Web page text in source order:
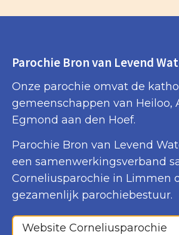
Parochie Bron van Levend
Onze parochie omvat de
gemeenschappen van Heiloo,
Egmond aan den Hoef.
Parochie Bron van Levend
een samenwerkingsverband
Corneliusparochie in Limmen
gezamenlijk parochiebestuur.
Website Corneliusparochie